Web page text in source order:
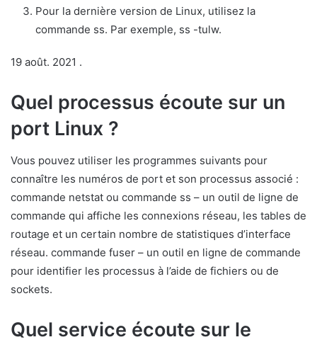
Pour la dernière version de Linux, utilisez la
commande ss. Par exemple, ss -tulw.
19 août. 2021 .
Quel processus écoute sur un
port Linux ?
Vous pouvez utiliser les programmes suivants pour
connaître les numéros de port et son processus associé :
commande netstat ou commande ss – un outil de ligne de
commande qui affiche les connexions réseau, les tables de
routage et un certain nombre de statistiques d’interface
réseau. commande fuser – un outil en ligne de commande
pour identifier les processus à l’aide de fichiers ou de
sockets.
Quel service écoute sur le